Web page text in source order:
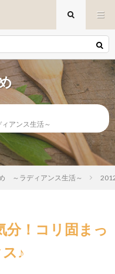
アンス生活～
～ラディアンス生活～
分！コリ固まっ
♪